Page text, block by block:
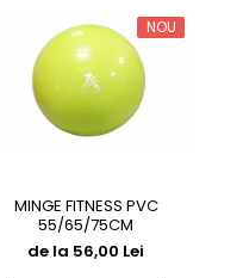
NOU
MINGE FITNESS PVC
55/65/75CM
de la 56,00 Lei